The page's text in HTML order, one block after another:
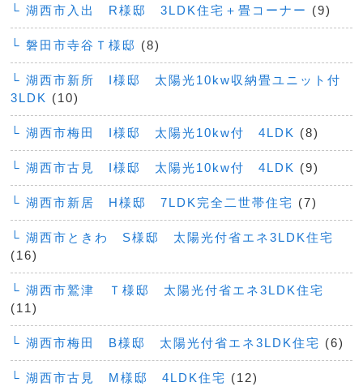
└ 湖西市入出 R様邸 3LDK住宅＋畳コーナー (9)
└ 磐田市寺谷Ｔ様邸 (8)
└ 湖西市新所 I様邸 太陽光10kw収納畳ユニット付
3LDK (10)
└ 湖西市梅田 I様邸 太陽光10kw付 4LDK (8)
└ 湖西市古見 I様邸 太陽光10kw付 4LDK (9)
└ 湖西市新居 H様邸 7LDK完全二世帯住宅 (7)
└ 湖西市ときわ S様邸 太陽光付省エネ3LDK住宅
(16)
└ 湖西市鷲津 Ｔ様邸 太陽光付省エネ3LDK住宅
(11)
└ 湖西市梅田 B様邸 太陽光付省エネ3LDK住宅 (6)
└ 湖西市古見 M様邸 4LDK住宅 (12)